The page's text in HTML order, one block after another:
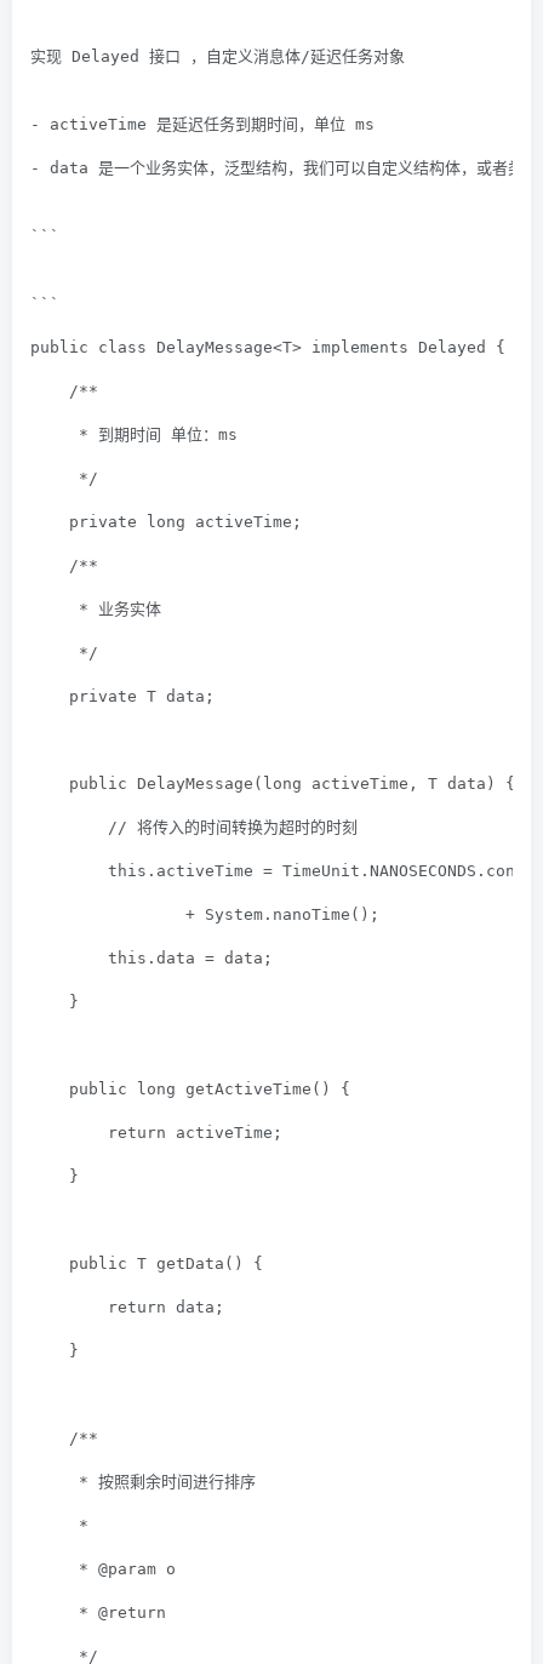
实现 Delayed 接口 ，自定义消息体/延迟任务对象
- activeTime 是延迟任务到期时间，单位 ms
- data 是一个业务实体，泛型结构，我们可以自定义结构体，或者类型
```
```
public class DelayMessage<T> implements Delayed {
/**
* 到期时间 单位：ms
*/
private long activeTime;
/**
* 业务实体
*/
private T data;
public DelayMessage ( long activeTime, T data) {
// 将传入的时间转换为超时的时刻
this .activeTime =
+ System.nanoTime();
this .data = data;
}
public long getActiveTime () {
return activeTime;
}
public T getData () {
return data;
}
/**
* 按照剩余时间进行排序
*
* @param o
* @return
*/